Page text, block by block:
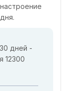
дней -
12300